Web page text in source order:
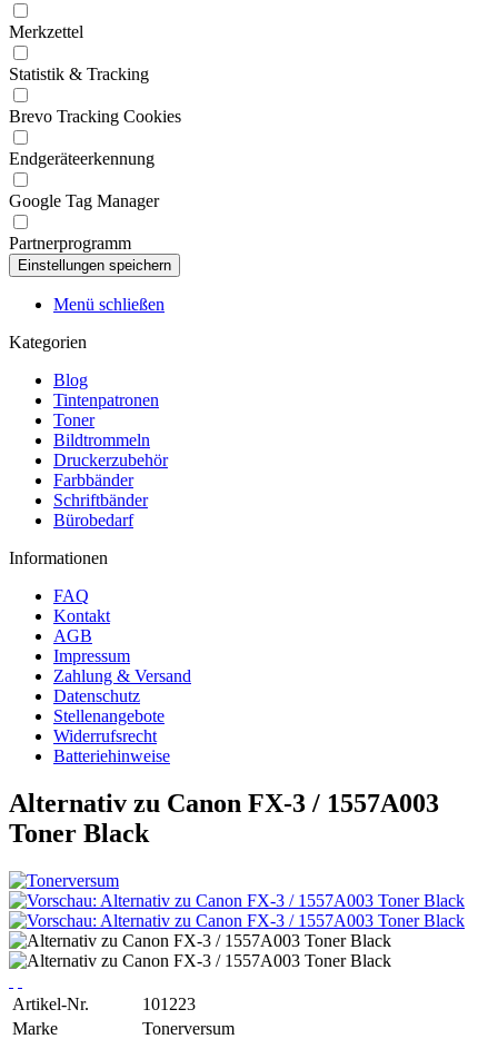
Merkzettel
Statistik & Tracking
Brevo Tracking Cookies
Endgeräteerkennung
Google Tag Manager
Partnerprogramm
Menü schließen
Kategorien
Blog
Tintenpatronen
Toner
Bildtrommeln
Druckerzubehör
Farbbänder
Schriftbänder
Bürobedarf
Informationen
FAQ
Kontakt
AGB
Impressum
Zahlung & Versand
Datenschutz
Stellenangebote
Widerrufsrecht
Batteriehinweise
Alternativ zu Canon FX-3 / 1557A003
Toner Black
Artikel-Nr.
101223
Marke
Tonerversum